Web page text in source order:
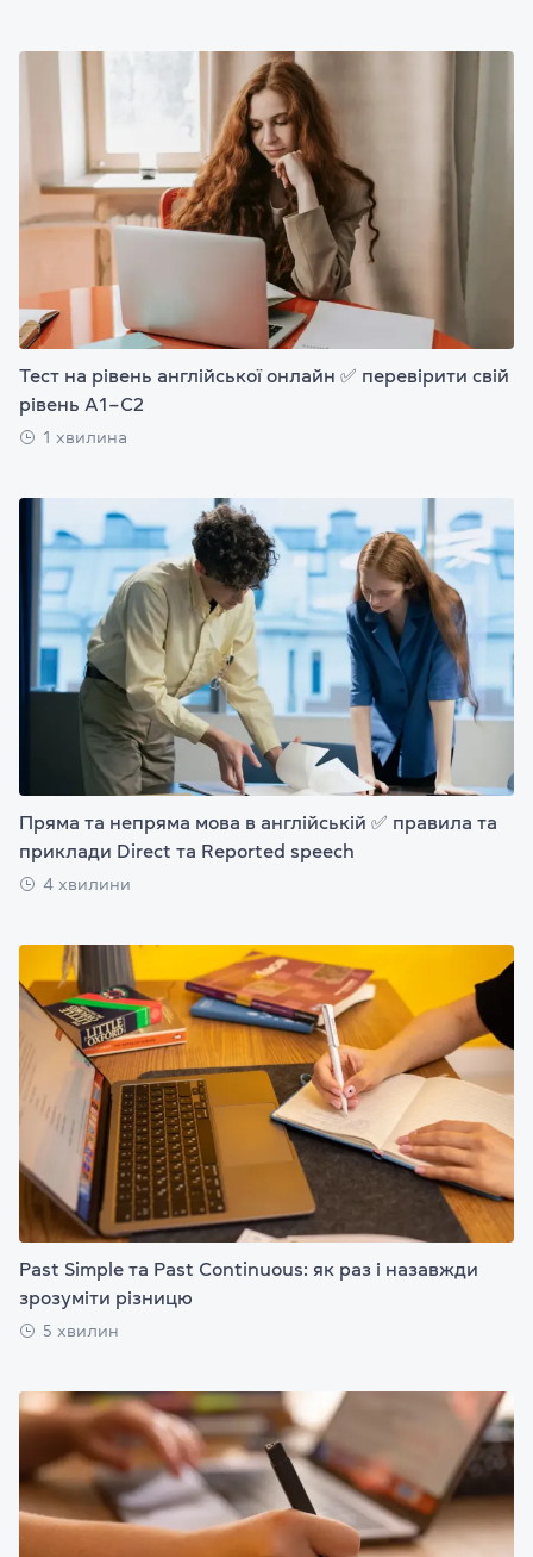
Тест на рівень англійської онлайн ✅ перевірити свій
рівень А1–С2
1 хвилина
Пряма та непряма мова в англійській ✅ правила та
приклади Direct та Reported speech
4 хвилини
Past Simple та Past Continuous: як раз і назавжди
зрозуміти різницю
5 хвилин